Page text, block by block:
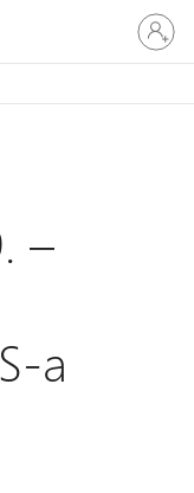
Prijavite
se
u
račun
–
a